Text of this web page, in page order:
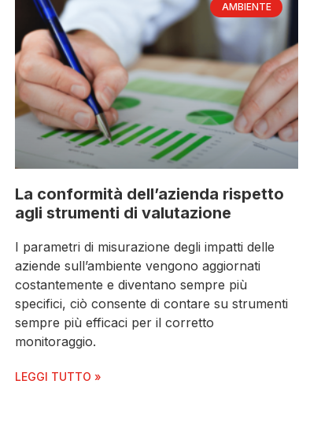
AMBIENTE
La conformità dell’azienda rispetto
agli strumenti di valutazione
I parametri di misurazione degli impatti delle
aziende sull’ambiente vengono aggiornati
costantemente e diventano sempre più
specifici, ciò consente di contare su strumenti
sempre più efficaci per il corretto
monitoraggio.
LEGGI TUTTO »